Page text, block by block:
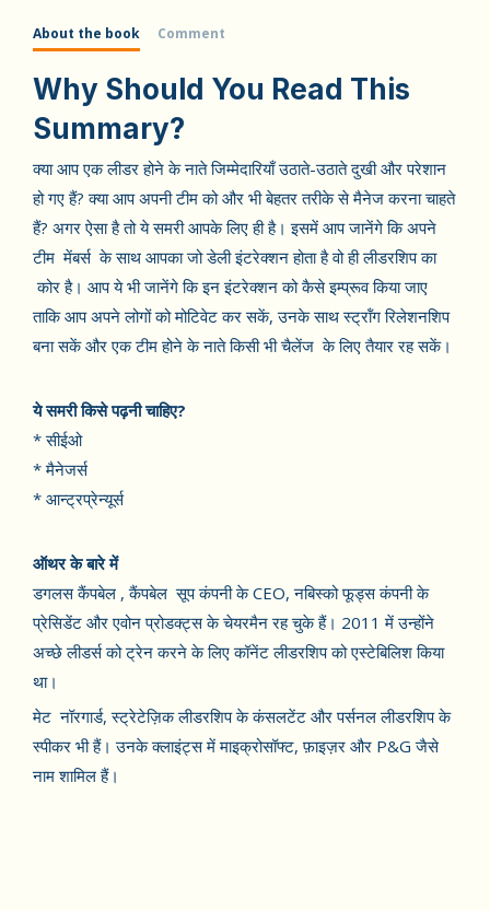
About the book Comment
Why Should You Read This
Summary?
क्या आप एक लीडर होने के नाते जिम्मेदारियाँ उठाते-उठाते दुखी और परेशान
हो गए हैं? क्या आप अपनी टीम को और भी बेहतर तरीके से मैनेज करना चाहते
हैं? अगर ऐसा है तो ये समरी आपके लिए ही है। इसमें आप जानेंगे कि अपने
टीम मेंबर्स के साथ आपका जो डेली इंटरेक्शन होता है वो ही लीडरशिप का
कोर है। आप ये भी जानेंगे कि इन इंटरेक्शन को कैसे इम्प्रूव किया जाए
ताकि आप अपने लोगों को मोटिवेट कर सकें, उनके साथ स्ट्रॉंग रिलेशनशिप
बना सकें और एक टीम होने के नाते किसी भी चैलेंज के लिए तैयार रह सकें।
ये समरी किसे पढ़नी चाहिए?
* सीईओ
* मैनेजर्स
* आन्ट्रप्रेन्यूर्स
ऑथर के बारे में
डगलस कैंपबेल , कैंपबेल सूप कंपनी के CEO, नबिस्को फूड्स कंपनी के
प्रेसिडेंट और एवोन प्रोडक्ट्स के चेयरमैन रह चुके हैं। 2011 में उन्होंने
अच्छे लीडर्स को ट्रेन करने के लिए कॉनेंट लीडरशिप को एस्टेबिलिश किया
था।
मेट नॉरगार्ड, स्ट्रेटेज़िक लीडरशिप के कंसलटेंट और पर्सनल लीडरशिप के
स्पीकर भी हैं। उनके क्लाइंट्स में माइक्रोसॉफ्ट, फ़ाइज़र और P&G जैसे
नाम शामिल हैं।